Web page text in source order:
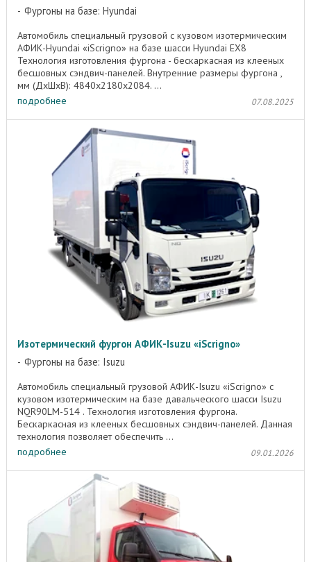
Фургоны на базе: Hyundai
Автомобиль специальный грузовой с кузовом изотермическим
АФИК-Hyundai «iScrigno» на базе шасси Hyundai EX8
Технология изготовления фургона - бескаркасная из клееных
бесшовных сэндвич-панелей. Внутренние размеры фургона ,
мм (ДхШхВ): 4840х2180х2084. ...
подробнее
07.08.2025
Изотермический фургон АФИК-Isuzu «iScrigno»
Фургоны на базе: Isuzu
Автомобиль специальный грузовой АФИК-Isuzu «iScrigno» с
кузовом изотермическим на базе давальческого шасси Isuzu
NQR90LM-514 . Технология изготовления фургона.
Бескаркасная из клееных бесшовных сэндвич-панелей. Данная
технология позволяет обеспечить ...
подробнее
09.01.2026